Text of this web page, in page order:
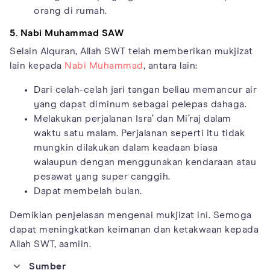
orang di rumah.
5. Nabi Muhammad SAW
Selain Alquran, Allah SWT telah memberikan mukjizat
lain kepada Nabi Muhammad, antara lain:
Dari celah-celah jari tangan beliau memancur air
yang dapat diminum sebagai pelepas dahaga.
Melakukan perjalanan Isra’ dan Mi’raj dalam
waktu satu malam. Perjalanan seperti itu tidak
mungkin dilakukan dalam keadaan biasa
walaupun dengan menggunakan kendaraan atau
pesawat yang super canggih.
Dapat membelah bulan.
Demikian penjelasan mengenai mukjizat ini. Semoga
dapat meningkatkan keimanan dan ketakwaan kepada
Allah SWT, aamiin.
Sumber